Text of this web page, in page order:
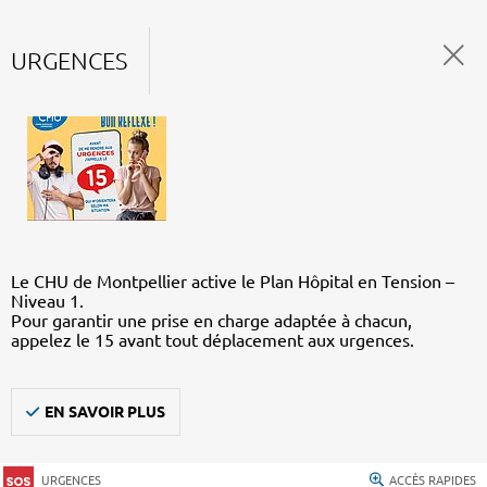
URGENCES
Le CHU de Montpellier active le Plan Hôpital en Tension –
Niveau 1.
Pour garantir une prise en charge adaptée à chacun,
appelez le 15 avant tout déplacement aux urgences.
EN SAVOIR PLUS
URGENCES ACCÈS RAPIDES